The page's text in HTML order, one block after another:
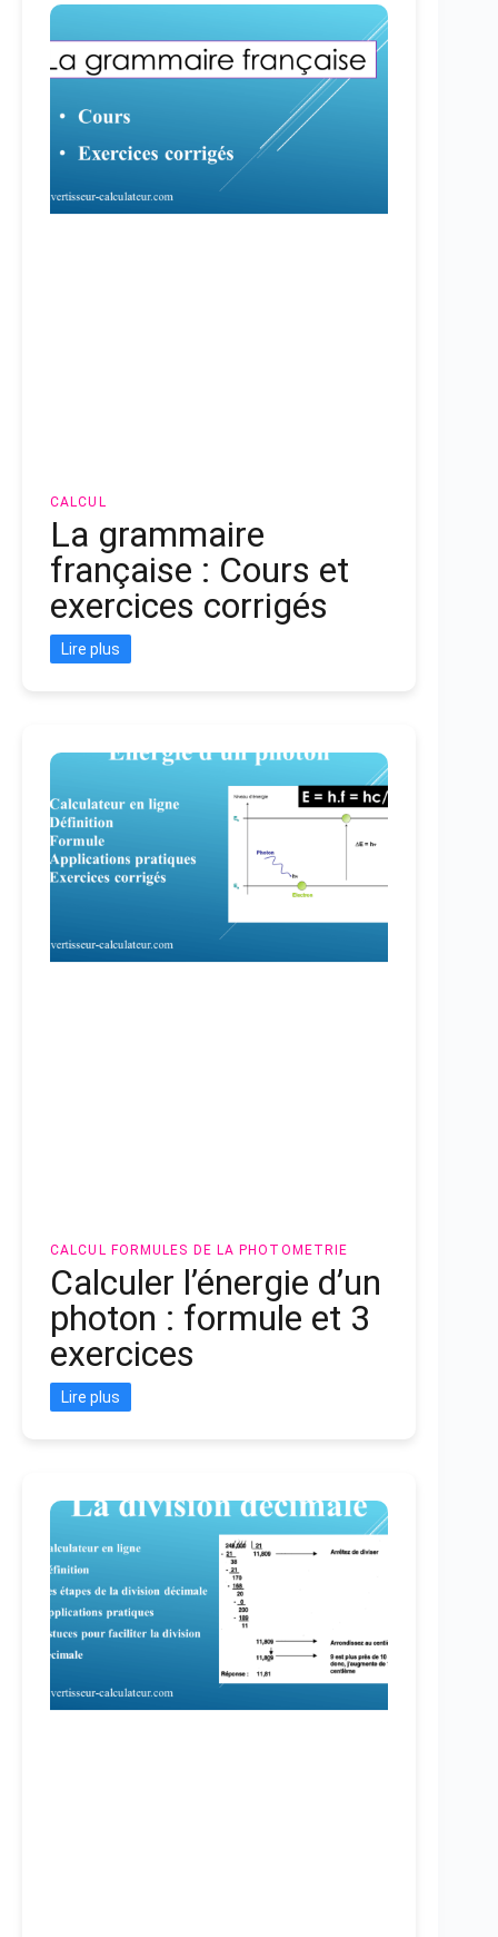
CALCUL
La grammaire
française : Cours et
exercices corrigés
Lire plus
CALCUL FORMULES DE LA PHOTOMETRIE
Calculer l’énergie d’un
photon : formule et 3
exercices
Lire plus